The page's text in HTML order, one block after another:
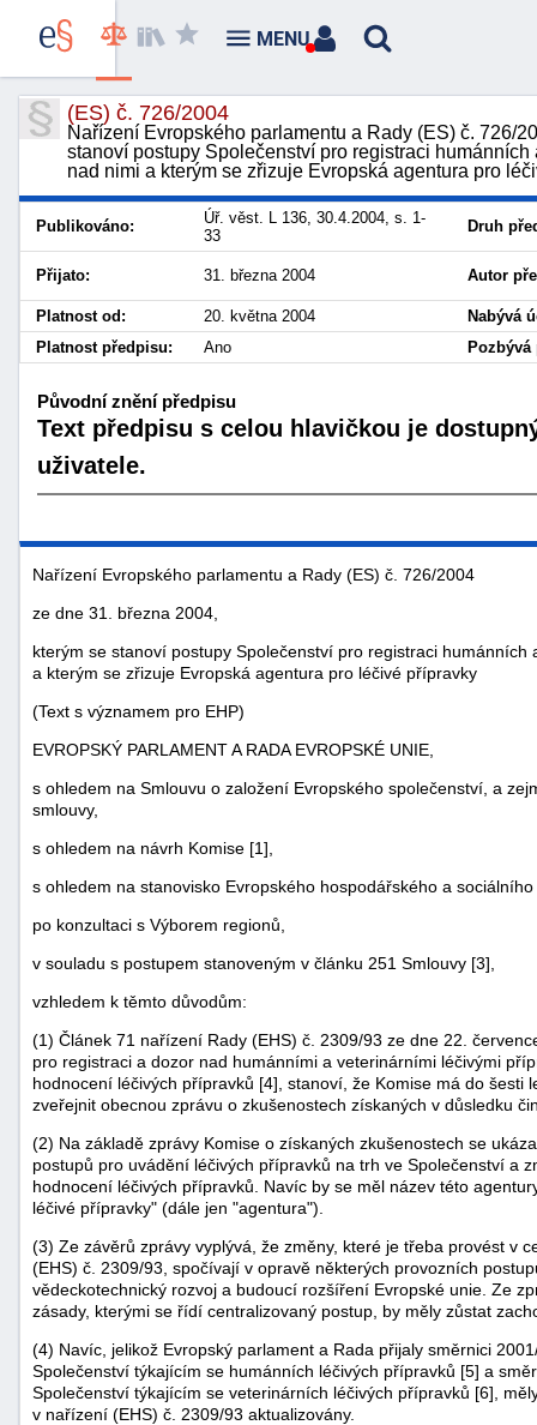
(ES) č. 726/2004
Nařízení Evropského parlamentu a Rady (ES) č. 726/
stanoví postupy Společenství pro registraci
nad nimi a kterým se zřizuje Evropská agentura pro
Publikováno:
Úř. věst. L 136, 30.4.2004, s. 1-
33
Druh
Přijato: 31. března 2004 Autor
Platnost od: 20. května 2004
Nabývá
Platnost předpisu:
Ano
Původní znění předpisu
Text předpisu s celou hlavičkou je
uživatele.
Nařízení Evropského parlamentu a Rady (ES) č. 726/2004
ze dne 31. března 2004,
kterým se stanoví postupy Společenství pro registraci
a kterým se zřizuje Evropská agentura pro léčivé přípravky
(Text s významem pro EHP)
EVROPSKÝ PARLAMENT A RADA EVROPSKÉ UNIE,
s ohledem na Smlouvu o založení Evropského společenství, a
smlouvy,
s ohledem na návrh Komise [1],
s ohledem na stanovisko Evropského hospodářského a
po konzultaci s Výborem regionů,
v souladu s postupem stanoveným v článku 251 Smlouvy [3],
vzhledem k těmto důvodům:
(1) Článek 71 nařízení Rady (EHS) č. 2309/93 ze dne 22.
pro registraci a dozor nad humánními a veterinárními léčivými
hodnocení léčivých přípravků [4], stanoví, že Komise má do šesti
zveřejnit obecnou zprávu o zkušenostech získaných v důsledku
(2) Na základě zprávy Komise o získaných zkušenostech se
postupů pro uvádění léčivých přípravků na trh ve Společenství a
hodnocení léčivých přípravků. Navíc by se měl název této
léčivé přípravky" (dále jen "agentura").
(3) Ze závěrů zprávy vyplývá, že změny, které je třeba provést v
(EHS) č. 2309/93, spočívají v opravě některých provozních
vědeckotechnický rozvoj a budoucí rozšíření Evropské unie. Ze
zásady, kterými se řídí centralizovaný postup, by měly zůstat
(4) Navíc, jelikož Evropský parlament a Rada přijaly směrnici
Společenství týkajícím se humánních léčivých přípravků [5] a
Společenství týkajícím se veterinárních léčivých přípravků [6],
v nařízení (EHS) č. 2309/93 aktualizovány.
MENU
náhrady